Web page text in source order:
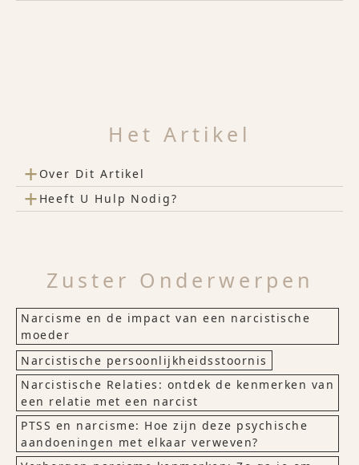
Het Artikel
+ Over Dit Artikel
+ Heeft U Hulp Nodig?
Zuster Onderwerpen
Narcisme en de impact van een narcistische
moeder
Narcistische persoonlijkheidsstoornis
Narcistische Relaties: ontdek de kenmerken van
een relatie met een narcist
PTSS en narcisme: Hoe zijn deze psychische
aandoeningen met elkaar verweven?